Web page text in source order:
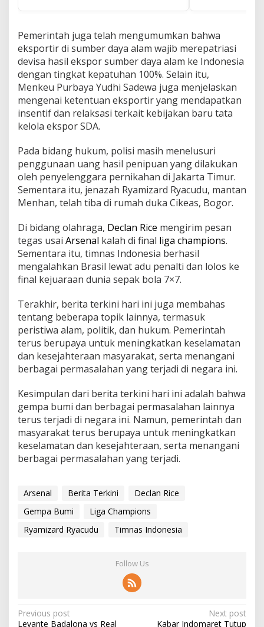
Pemerintah juga telah mengumumkan bahwa
eksportir di sumber daya alam wajib merepatriasi
devisa hasil ekspor sumber daya alam ke Indonesia
dengan tingkat kepatuhan 100%. Selain itu,
Menkeu Purbaya Yudhi Sadewa juga menjelaskan
mengenai ketentuan eksportir yang mendapatkan
insentif dan relaksasi terkait kebijakan baru tata
kelola ekspor SDA.
Pada bidang hukum, polisi masih menelusuri
penggunaan uang hasil penipuan yang dilakukan
oleh penyelenggara pernikahan di Jakarta Timur.
Sementara itu, jenazah Ryamizard Ryacudu, mantan
Menhan, telah tiba di rumah duka Cikeas, Bogor.
Di bidang olahraga, Declan Rice mengirim pesan
tegas usai Arsenal kalah di final liga champions.
Sementara itu, timnas Indonesia berhasil
mengalahkan Brasil lewat adu penalti dan lolos ke
final kejuaraan dunia sepak bola 7×7.
Terakhir, berita terkini hari ini juga membahas
tentang beberapa topik lainnya, termasuk
peristiwa alam, politik, dan hukum. Pemerintah
terus berupaya untuk meningkatkan keselamatan
dan kesejahteraan masyarakat, serta menangani
berbagai permasalahan yang terjadi di negara ini.
Kesimpulan dari berita terkini hari ini adalah bahwa
gempa bumi dan berbagai permasalahan lainnya
terus terjadi di negara ini. Namun, pemerintah dan
masyarakat terus berupaya untuk meningkatkan
keselamatan dan kesejahteraan, serta menangani
berbagai permasalahan yang terjadi.
Arsenal Berita Terkini
Declan Rice
Gempa Bumi
Liga Champions
Ryamizard Ryacudu
Timnas Indonesia
Follow Us
P
Previous post
Levante Badalona vs Real
Next post
Kabar Indomaret Tutup